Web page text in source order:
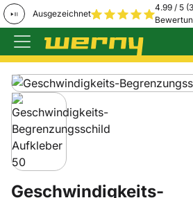
Ausgezeichnet
4.99 / 5
Zum Hauptinhalt springen
Produktgalerie
Zur Kaufbox springen
Geschwindigkeits-